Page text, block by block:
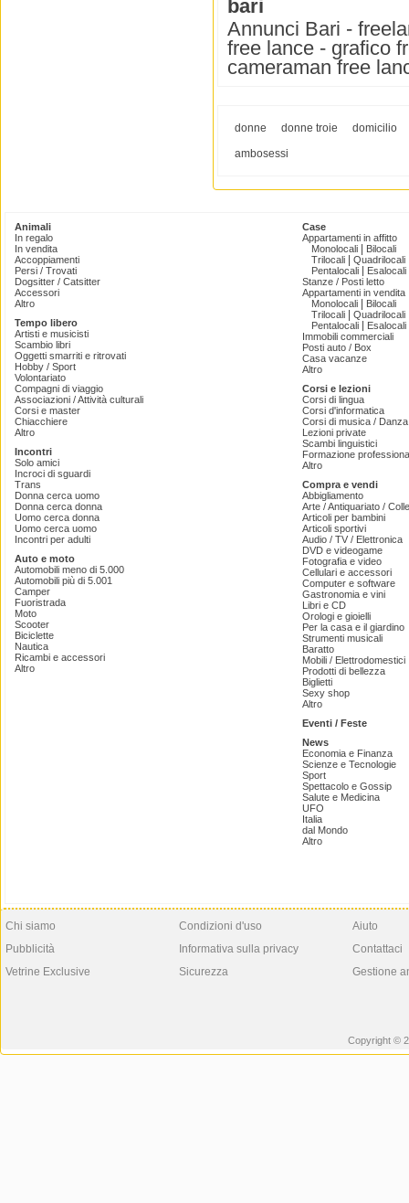
bari
Annunci Bari -
free lance - grafico
cameraman free
donne donne troie
domicilio
ambosessi
Animali
In regalo
In vendita
Accoppiamenti
Persi / Trovati
Dogsitter / Catsitter
Accessori
Altro
Tempo libero
Artisti e musicisti
Scambio libri
Oggetti smarriti e ritrovati
Hobby / Sport
Volontariato
Compagni di viaggio
Associazioni / Attività culturali
Corsi e master
Chiacchiere
Altro
Incontri
Solo amici
Incroci di sguardi
Trans
Donna cerca uomo
Donna cerca donna
Uomo cerca donna
Uomo cerca uomo
Incontri per adulti
Auto e moto
Automobili meno di 5.000
Automobili più di 5.001
Camper
Fuoristrada
Moto
Scooter
Biciclette
Nautica
Ricambi e accessori
Altro
Case
Appartamenti in affitto
Monolocali
Bilocali
Trilocali
Quadrilocali
Pentalocali
Esalocali
Stanze / Posti letto
Appartamenti in vendita
Monolocali
Bilocali
Trilocali
Quadrilocali
Pentalocali
Esalocali
Immobili commerciali
Posti auto / Box
Casa vacanze
Altro
Corsi e lezioni
Corsi di lingua
Corsi d'informatica
Corsi di musica /
Lezioni private
Scambi linguistici
Formazione
Altro
Compra e vendi
Abbigliamento
Arte / Antiquariato /
Articoli per bambini
Articoli sportivi
Audio / TV / Elettronica
DVD e videogame
Fotografia e video
Cellulari e accessori
Computer e software
Gastronomia e vini
Libri e CD
Orologi e gioielli
Per la casa e il giardino
Strumenti musicali
Baratto
Mobili / Elettrodomestici
Prodotti di bellezza
Biglietti
Sexy shop
Altro
Eventi / Feste
News
Economia e Finanza
Scienze e Tecnologie
Sport
Spettacolo e Gossip
Salute e Medicina
UFO
Italia
dal Mondo
Altro
Chi siamo
Pubblicità
Vetrine Exclusive
Condizioni d'uso
Informativa sulla privacy
Sicurezza
Aiuto
Contattaci
Gestione
Copyright ©